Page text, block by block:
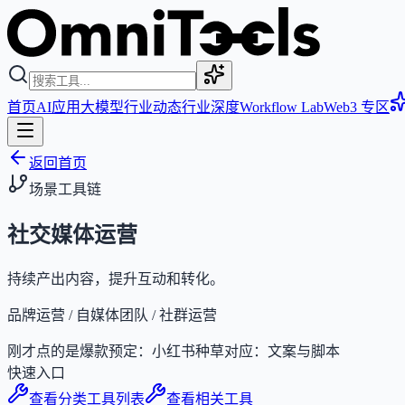
首页AI应用 大模型行业动态行业深度Workflow LabWeb3 专区
返回首页
场景工具链
社交媒体运营
持续产出内容，提升互动和转化。
品牌运营 / 自媒体团队 / 社群运营
刚才点的是爆款预定：小红书种草对应： 文案与脚本
快速入口
查看分类工具列表
查看相关工具